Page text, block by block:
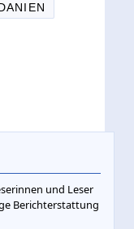
und Leser
Berichterstattung